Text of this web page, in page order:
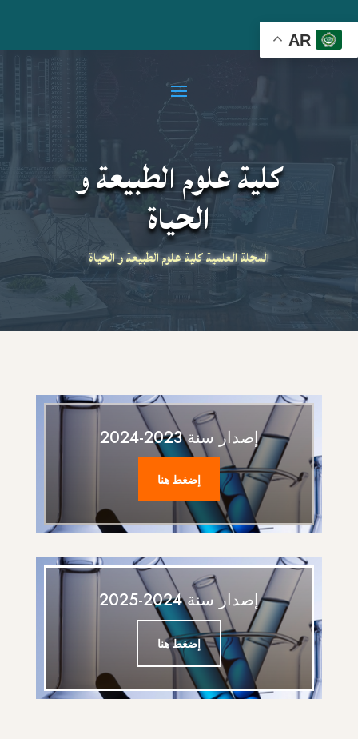
AR
كلية علوم الطبيعة و
الحياة
المجلة العلمية كلية علوم الطبيعة و الحياة
إصدار سنة 2023-2024
إضغط هنا
إصدار سنة 2024-2025
إضغط هنا